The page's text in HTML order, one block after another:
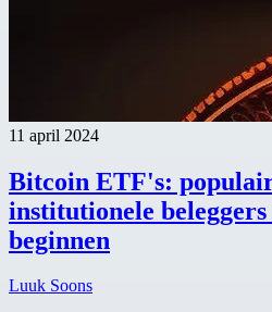
11 april 2024
Bitcoin ETF's:
institutionele beleggers
beginnen
Luuk Soons